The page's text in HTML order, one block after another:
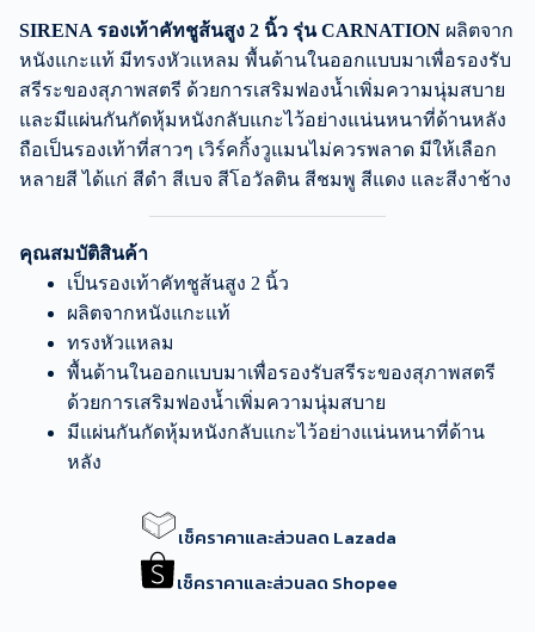
SIRENA รองเท้าคัทชูส้นสูง 2 นิ้ว รุ่น CARNATION ผลิตจาก
หนังแกะแท้ มีทรงหัวแหลม พื้นด้านในออกแบบมาเพื่อรองรับ
สรีระของสุภาพสตรี ด้วยการเสริมฟองน้ำเพิ่มความนุ่มสบาย
และมีแผ่นกันกัดหุ้มหนังกลับแกะไว้อย่างแน่นหนาที่ด้านหลัง
ถือเป็นรองเท้าที่สาวๆ เวิร์คกิ้งวูแมนไม่ควรพลาด มีให้เลือก
หลายสี ได้แก่ สีดำ สีเบจ สีโอวัลติน สีชมพู สีแดง และสีงาช้าง
คุณสมบัติสินค้า
เป็นรองเท้าคัทชูส้นสูง 2 นิ้ว
ผลิตจากหนังแกะแท้
ทรงหัวแหลม
พื้นด้านในออกแบบมาเพื่อรองรับสรีระของสุภาพสตรี
ด้วยการเสริมฟองน้ำเพิ่มความนุ่มสบาย
มีแผ่นกันกัดหุ้มหนังกลับแกะไว้อย่างแน่นหนาที่ด้าน
หลัง
เช็คราคาและส่วนลด Lazada
เช็คราคาและส่วนลด Shopee